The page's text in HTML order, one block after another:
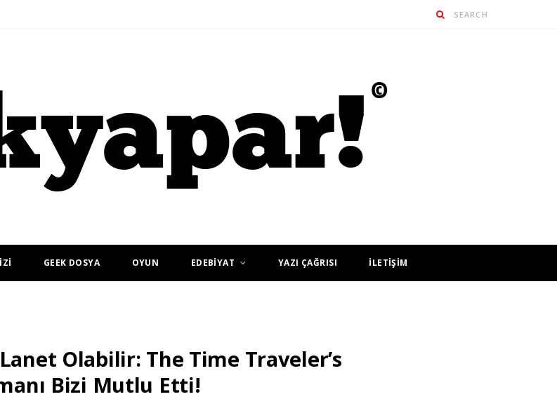
GEEK DOSYA OYUN EDEBİYAT YAZI ÇAĞRISI İLETİŞİM
Olabilir: The Time Traveler’s
Bizi Mutlu Etti!